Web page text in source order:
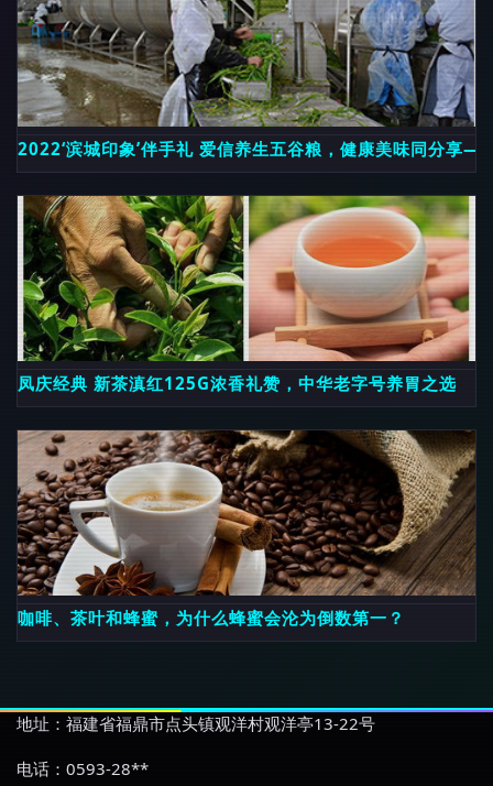
2022‘滨城印象’伴手礼 爱信养生五谷粮，健康美味同分享
凤庆经典 新茶滇红125G浓香礼赞，中华老字号养胃之选
咖啡、茶叶和蜂蜜，为什么蜂蜜会沦为倒数第一？
地址：福建省福鼎市点头镇观洋村观洋亭13-22号
电话：0593-28**